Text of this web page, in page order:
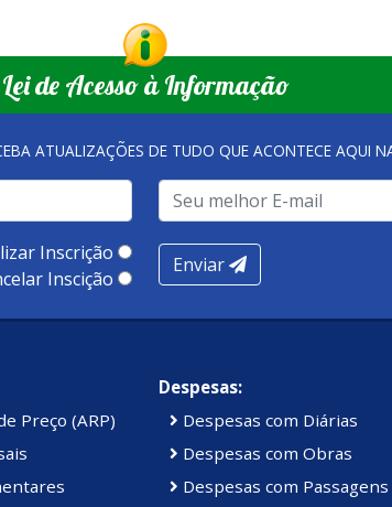
Lei de Acesso à Informação
ATUALIZAÇÕES DE TUDO QUE ACONTECE AQUI
Inscrição
Inscição
Enviar
Preço (ARP)
Despesas:
Despesas com Diárias
Despesas com Obras
Despesas com Passagens